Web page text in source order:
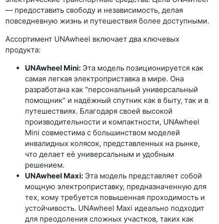
— предоставить свободу и независимость, делая
повседневную жизнь и путешествия более доступными.
Ассортимент UNAwheel включает два ключевых
продукта:
UNAwheel Mini: Эта модель позиционируется как
самая легкая электроприставка в мире. Она
разработана как "персональный универсальный
помощник" и надёжный спутник как в быту, так и в
путешествиях. Благодаря своей высокой
производительности и компактности, UNAwheel
Mini совместима с большинством моделей
инвалидных колясок, представленных на рынке,
что делает её универсальным и удобным
решением.
UNAwheel Maxi: Эта модель представляет собой
мощную электроприставку, предназначенную для
тех, кому требуется повышенная проходимость и
устойчивость. UNAwheel Maxi идеально подходит
для преодоления сложных участков, таких как